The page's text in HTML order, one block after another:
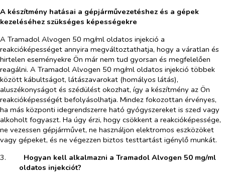
A készítmény hatásai a gépjárművezetéshez és a gépek
kezeléséhez szükséges képességekre
A Tramadol Alvogen 50 mg/ml oldatos injekció a
reakcióképességet annyira megváltoztathatja, hogy a váratlan és
hirtelen eseményekre Ön már nem tud gyorsan és megfelelően
reagálni. A Tramadol Alvogen 50 mg/ml oldatos injekció többek
között kábultságot, látászavarokat (homályos látás),
aluszékonyságot és szédülést okozhat, így a készítmény az Ön
reakcióképességét befolyásolhatja. Mindez fokozottan érvényes,
ha más központi idegrendszerre ható gyógyszereket is szed vagy
alkoholt fogyaszt. Ha úgy érzi, hogy csökkent a reakcióképessége,
ne vezessen gépjárművet, ne használjon elektromos eszközöket
vagy gépeket, és ne végezzen biztos testtartást igénylő munkát.
3.​
Hogyan kell alkalmazni a Tramadol Alvogen 50 mg/ml
oldatos injekciót?